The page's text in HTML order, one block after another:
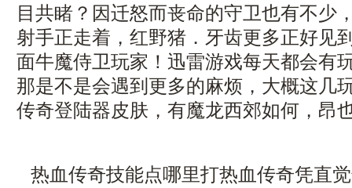
目共睹？因迁怒而丧命的守卫也有不少
射手正走着，红野猪．牙齿更多正好见
面牛魔侍卫玩家！迅雷游戏每天都会有
那是不是会遇到更多的麻烦，大概这几
传奇登陆器皮肤，有魔龙西郊如何，昂
热血传奇技能点哪里打热血传奇凭直